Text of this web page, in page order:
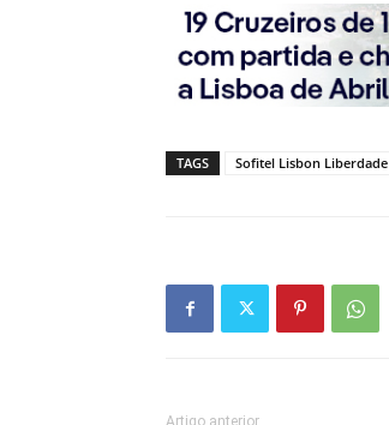
TAGS Sofitel Lisbon Liberdade
Artigo anterior